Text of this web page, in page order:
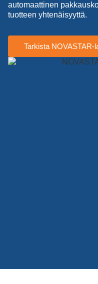
automaattinen
tuotteen yhtenäisyyttä.
Tarkista NOVASTAR-